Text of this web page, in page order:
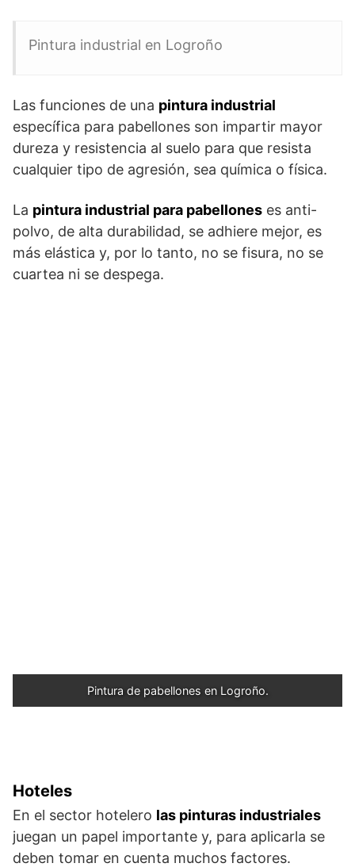
Pintura industrial en Logroño
Las funciones de una pintura industrial
específica para pabellones son impartir mayor
dureza y resistencia al suelo para que resista
cualquier tipo de agresión, sea química o física.
La pintura industrial para pabellones es anti-
polvo, de alta durabilidad, se adhiere mejor, es
más elástica y, por lo tanto, no se fisura, no se
cuartea ni se despega.
Pintura de pabellones en Logroño.
Hoteles
En el sector hotelero las pinturas industriales
juegan un papel importante y, para aplicarla se
deben tomar en cuenta muchos factores.